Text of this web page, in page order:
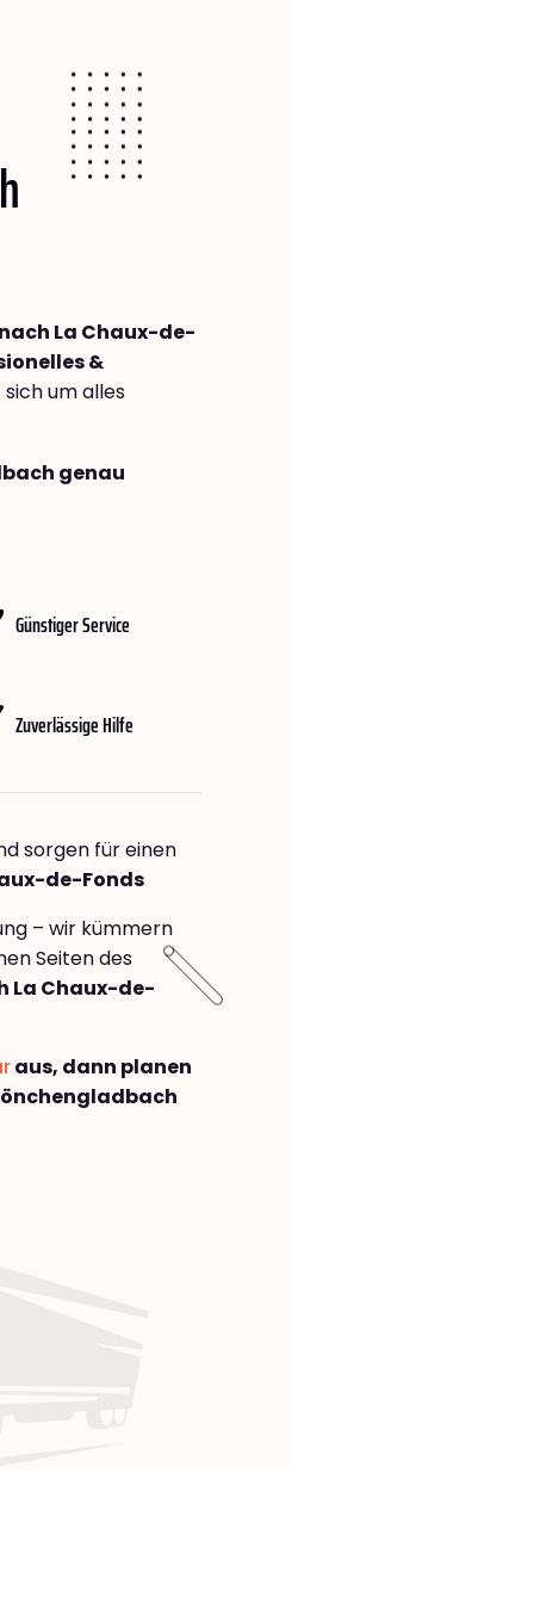
La Chaux-de-
&
sich um alles
genau
Günstiger Service
Zuverlässige Hilfe
sorgen für einen
de-Fonds
– wir kümmern
Seiten des
La Chaux-de-
aus, dann planen